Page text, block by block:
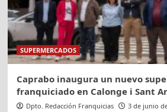
SUPERMERCADOS
Caprabo inaugura un nuevo
franquiciado en Calonge i Sant
Dpto. Redacción Franquicias 3 de junio